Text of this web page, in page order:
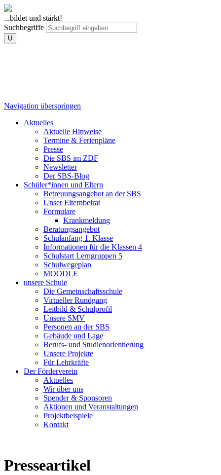
...bildet und stärkt!
Suchbegriffe
U
Navigation überspringen
Aktuelles
Aktuelle Hinweise
Termine & Ferienpläne
Presse
Die SBS im ZDF
Newsletter
Der SBS-Blog
Schüler*innen und Eltern
Betreuungsangebot an der SBS
Unser Elternbeirat
Formulare
Krankmeldung
Beratungsangebot
Schulanfang 1. Klasse
Informationen für die Klassen 4
Schulstart Lerngruppen 5
Schulwegeplan
MOODLE
unsere Schule
Die Gemeinschaftsschule
Virtueller Rundgang
Leitbild & Schulprofil
Unsere SMV
Personen an der SBS
Gebäude und Lage
Berufs- und Studienorientierung
Unsere Projekte
Für Lehrkräfte
Der Förderverein
Aktuelles
Wir über uns
Spender & Sponsoren
Aktionen und Veranstaltungen
Projektbeispiele
Kontakt
Presseartikel